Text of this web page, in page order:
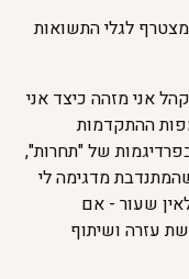
לגלי התשואות
אני מזהה כיצד אני
ההתקדמות
של "תחרות",
מדגימה לי
שעור - אם
עזרה ושיתוף